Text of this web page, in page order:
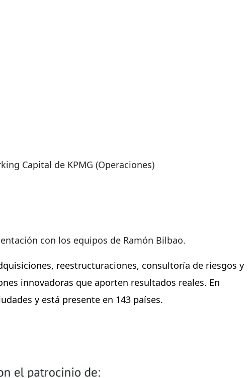
Capital de KPMG (Operaciones)
con los equipos de Ramón Bilbao.
reestructuraciones, consultoría de riesgos y
innovadoras que aporten resultados reales. En
y está presente en 143 países.